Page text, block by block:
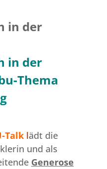
in der
in der
Thema
Talklädt die
und als
Generose